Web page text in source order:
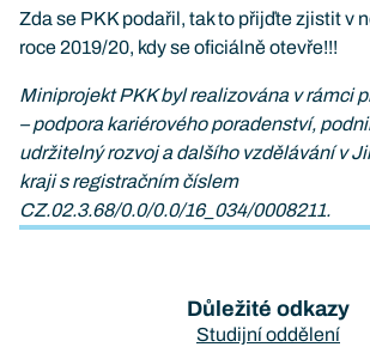
Zda se PKK podařil, tak to přijďte zjistit v
roce 2019/20, kdy se oficiálně otevře!!!
Miniprojekt PKK byl realizována v rámci
– podpora kariérového poradenství,
udržitelný rozvoj a dalšího vzdělávání v
kraji s registračním číslem
CZ.02.3.68/0.0/0.0/16_034/0008211.
Důležité odkazy
Studijní oddělení